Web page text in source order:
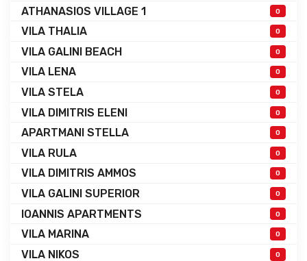
ATHANASIOS VILLAGE 1 0
VILA THALIA 0
VILA GALINI BEACH 0
VILA LENA 0
VILA STELA 0
VILA DIMITRIS ELENI 0
APARTMANI STELLA 0
VILA RULA 0
VILA DIMITRIS AMMOS 0
VILA GALINI SUPERIOR 0
IOANNIS APARTMENTS 0
VILA MARINA 0
VILA NIKOS 0